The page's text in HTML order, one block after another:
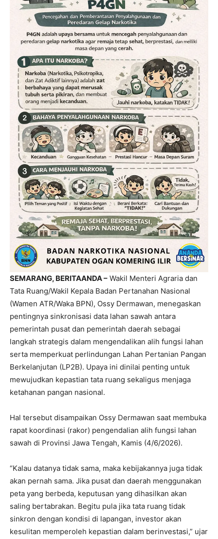
SEMARANG, BERITAANDA – Wakil Menteri Agraria dan
Tata Ruang/Wakil Kepala Badan Pertanahan Nasional
(Wamen ATR/Waka BPN), Ossy Dermawan, menegaskan
pentingnya sinkronisasi data lahan sawah antara
pemerintah pusat dan pemerintah daerah sebagai
langkah strategis dalam mengendalikan alih fungsi lahan
serta memperkuat perlindungan Lahan Pertanian Pangan
Berkelanjutan (LP2B). Upaya ini dinilai penting untuk
mewujudkan kepastian tata ruang sekaligus menjaga
ketahanan pangan nasional.
Hal tersebut disampaikan Ossy Dermawan saat membuka
rapat koordinasi (rakor) pengendalian alih fungsi lahan
sawah di Provinsi Jawa Tengah, Kamis (4/6/2026).
“Kalau datanya tidak sama, maka kebijakannya juga tidak
akan pernah sama. Jika pusat dan daerah menggunakan
peta yang berbeda, keputusan yang dihasilkan akan
saling bertabrakan. Begitu pula jika tata ruang tidak
sinkron dengan kondisi di lapangan, investor akan
kesulitan memperoleh kepastian dalam berinvestasi,” ujar